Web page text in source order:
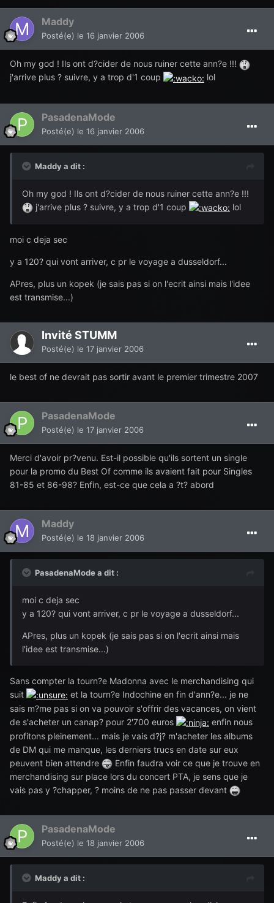
Maddy
Posté(e) le 16 janvier 2006
Oh my god ! Ils ont d?cider de nous ruiner cette ann?e !!!
j'arrive plus ? suivre, y a trop d'1 coup
lol
PasadenaMode
Posté(e) le 16 janvier 2006
Maddy a dit :
Oh my god ! Ils ont d?cider de nous ruiner cette ann?e !!!
j'arrive plus ? suivre, y a trop d'1 coup
lol
moi c deja sec
y a 120? qui vont arriver, c pr le voyage a dusseldorf...
APres, plus un kopek (je sais pas si on l'ecrit ainsi mais l'idee
est transmise...)
Invité STUMM
Posté(e) le 17 janvier 2006
le best of ne devrait pas sortir avant le premier trimestre 2007
PasadenaMode
Posté(e) le 17 janvier 2006
Merci d'avoir pr?venu. Est-il possible qu'ils sortent un single
pour la promo du Best Of comme ils avaient fait pour Singles
81-85 et 86-98? Enfin, est-ce que cela a ?t? abord
Maddy
Posté(e) le 18 janvier 2006
PasadenaMode a dit :
moi c deja sec
y a 120? qui vont arriver, c pr le voyage a dusseldorf...
APres, plus un kopek (je sais pas si on l'ecrit ainsi mais
l'idee est transmise...)
Sans compter la tourn?e Madonna avec le merchandising qui
suit
et la tourn?e Indochine en fin d'ann?e... je ne
sais m?me pas si on va pouvoir s'offrir des vacances, on vient
de s'acheter un canap? pour 2'700 euros
enfin nous
profitons pleinement... mais je vais d?j? m'acheter les albums
de DM qui me manque, les derniers trucs en date sur eux
peuvent bien attendre
Enfin faudra voir ce que je trouve en
merchandising sur place lors du concert PTA, je sens que je
vais pas y ?chapper, ? moins de ne pas passer devant
PasadenaMode
Posté(e) le 18 janvier 2006
Maddy a dit :